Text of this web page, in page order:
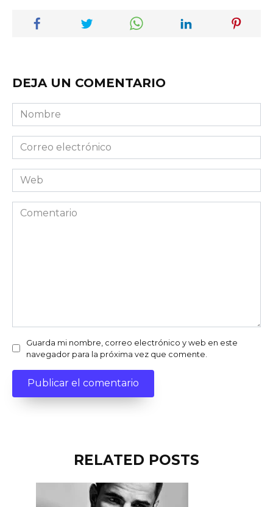
DEJA UN COMENTARIO
Nombre
Correo
electrónico
Web
Comentario
Guarda mi nombre, correo electrónico y web en este
navegador para la próxima vez que comente.
RELATED POSTS